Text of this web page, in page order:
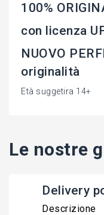
100%
con licenza
NUOVO
originalità
Età suggetira 14+
Le nostre
Delivery
Descrizione